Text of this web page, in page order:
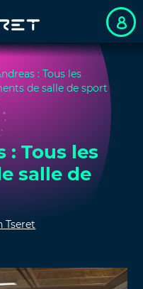
: Tous les
de salle de sport
: Tous les
salle de
Tseret